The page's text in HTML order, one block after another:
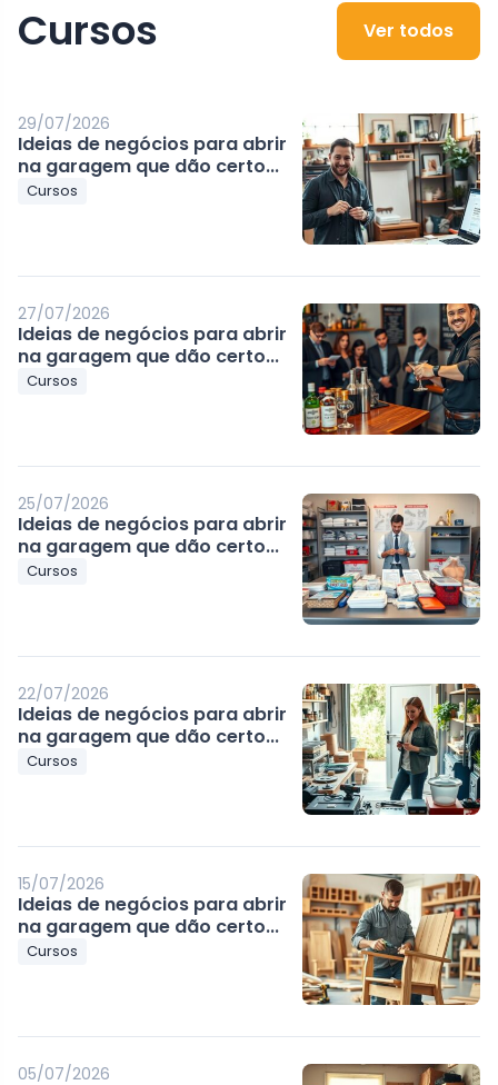
Cursos Ver todos
29/07/2026
Ideias de negócios para abrir
na garagem que dão certo...
Cursos
27/07/2026
Ideias de negócios para abrir
na garagem que dão certo...
Cursos
25/07/2026
Ideias de negócios para abrir
na garagem que dão certo...
Cursos
22/07/2026
Ideias de negócios para abrir
na garagem que dão certo...
Cursos
15/07/2026
Ideias de negócios para abrir
na garagem que dão certo...
Cursos
05/07/2026